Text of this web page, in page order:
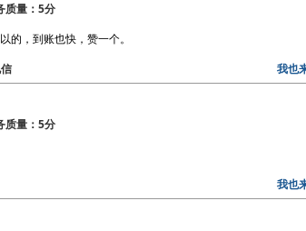
量：5分
的，到账也快，赞一个。
我也
量：5分
我也